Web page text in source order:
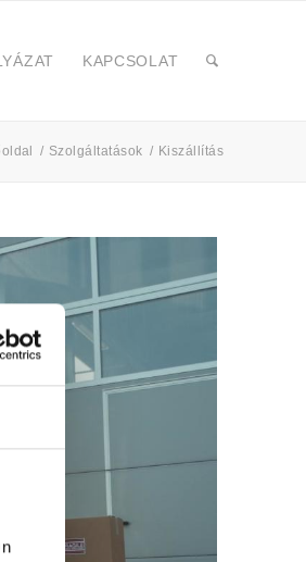
KAPCSOLAT
/ Szolgáltatások / Kiszállítás